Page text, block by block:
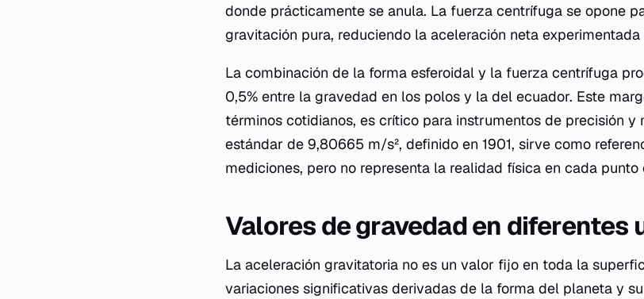
donde prácticamente se anula. La fuerza centrífuga se opone
gravitación pura, reduciendo la aceleración neta
La combinación de la forma esferoidal y la fuerza centrífuga
0,5% entre la gravedad en los polos y la del ecuador. Este
términos cotidianos, es crítico para instrumentos de precisión y
estándar de 9,80665 m/s², definido en 1901, sirve como
mediciones, pero no representa la realidad física en cada
Valores de gravedad en diferentes
La aceleración gravitatoria no es un valor fijo en toda la
variaciones significativas derivadas de la forma del planeta y